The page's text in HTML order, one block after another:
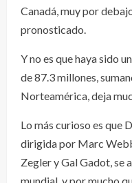
Canadá, muy por
pronosticado.
Y no es que haya sido
de 87.3 millones,
Norteamérica, deja
Lo más curioso es que
dirigida por Marc
Zegler y Gal Gadot, se